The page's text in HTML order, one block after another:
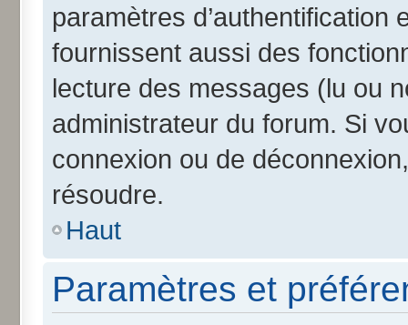
paramètres
fournissent aussi des
lecture des messages (lu ou
administrateur du forum. Si
connexion ou de
résoudre.
Haut
Paramètres et